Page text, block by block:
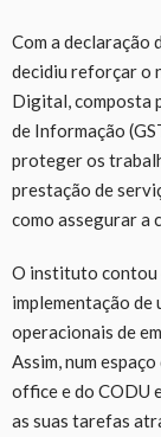
Com a declaração
decidiu reforçar o
Digital, composta
de Informação
proteger os
prestação de
como assegurar a
O instituto contou
implementação
operacionais de
Assim, num
office e do CODU
as suas tarefas